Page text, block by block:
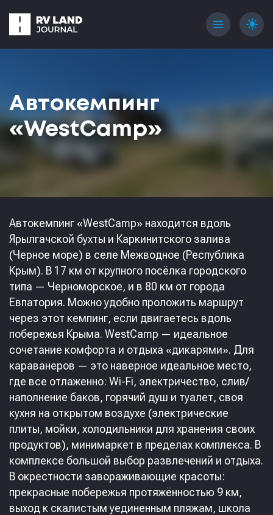
menu light_mode
Автокемпинг
«WestCamp»
Автокемпинг «WestCamp» находится вдоль
Ярылгачской бухты и Каркинитского залива
(Черное море) в селе Межводное (Республика
Крым). В 17 км от крупного посёлка городского
типа — Черноморское, и в 80 км от города
Евпатория. Можно удобно проложить маршрут
через этот кемпинг, если двигаетесь вдоль
побережья Крыма. WestCamp — идеальное
сочетание комфорта и отдыха «дикарями». Для
караванеров — это наверное идеальное место,
где все отлаженно: Wi-Fi, электричество, слив/
наполнение баков, горячий душ и туалет, своя
кухня на открытом воздухе (электрические
плиты, мойки, холодильники для хранения своих
продуктов), минимаркет в пределах комплекса. В
комплексе большой выбор развлечений и отдыха.
В окрестности завораживающие красоты:
прекрасные побережья протяжённостью 9 км,
выход к скалистым уединенным пляжам, школа